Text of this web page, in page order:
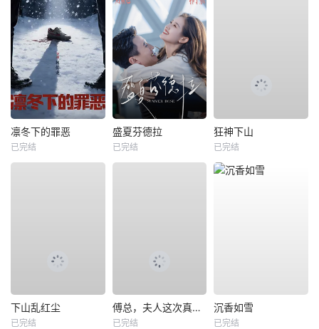
凛冬下的罪恶
已完结
盛夏芬德拉
已完结
狂神下山
已完结
下山乱红尘
已完结
傅总，夫人这次真的死了
已完结
沉香如雪
已完结